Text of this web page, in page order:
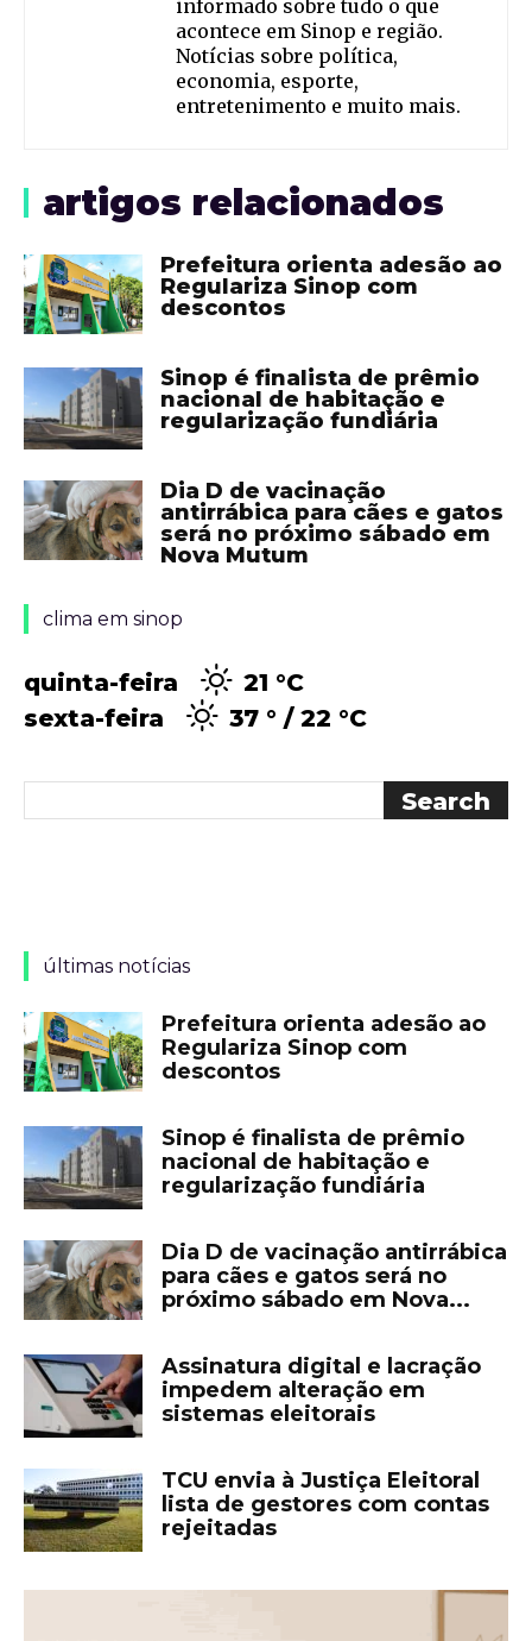
informado sobre tudo o que
acontece em Sinop e região.
Notícias sobre política,
economia, esporte,
entretenimento e muito mais.
artigos relacionados
Prefeitura orienta adesão ao
Regulariza Sinop com
descontos
Sinop é finalista de prêmio
nacional de habitação e
regularização fundiária
Dia D de vacinação
antirrábica para cães e gatos
será no próximo sábado em
Nova Mutum
clima em sinop
quinta-feira 21 °C
sexta-feira
37 ° 22 °C
últimas notícias
Prefeitura orienta adesão ao
Regulariza Sinop com
descontos
Sinop é finalista de prêmio
nacional de habitação e
regularização fundiária
Dia D de vacinação antirrábica
para cães e gatos será no
próximo sábado em Nova...
Assinatura digital e lacração
impedem alteração em
sistemas eleitorais
TCU envia à Justiça Eleitoral
lista de gestores com contas
rejeitadas